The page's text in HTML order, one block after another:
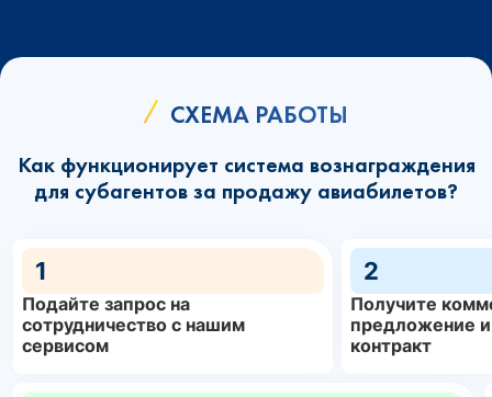
СХЕМА РАБОТЫ
Как функционирует система вознаграждения
для субагентов за продажу авиабилетов?
1
Подайте запрос на
сотрудничество с нашим
сервисом
2
Получите
предложение
контракт